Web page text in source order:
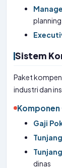
planning
Sistem
Paket
industri dan
Komponen
Gaji
dinas